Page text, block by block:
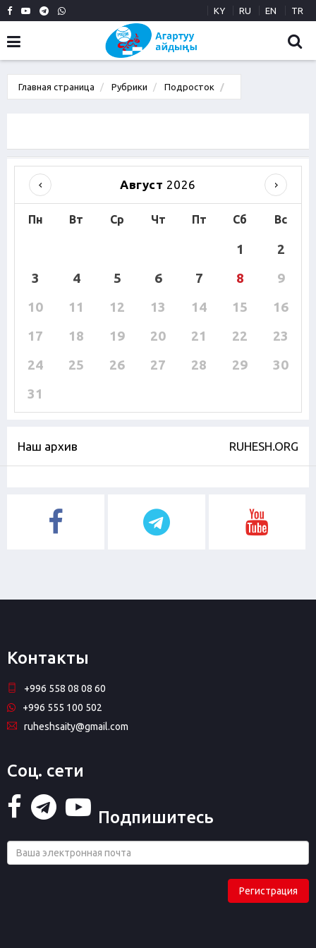
KY RU EN TR
Главная страница Рубрики Подросток
Август 2026
Пн Вт Ср Чт Пт Сб Вс
1
2
3
4 5 6 7 8
9
10
11 12 13 14 15
16
17
18 19 20 21 22
23
24
25 26 27 28 29
30
31
Наш архив RUHESH.ORG
Контакты
+996 558 08 08 60
+996 555 100 502
ruheshsaity@gmail.com
Соц. сети
Подпишитесь
Регистрация